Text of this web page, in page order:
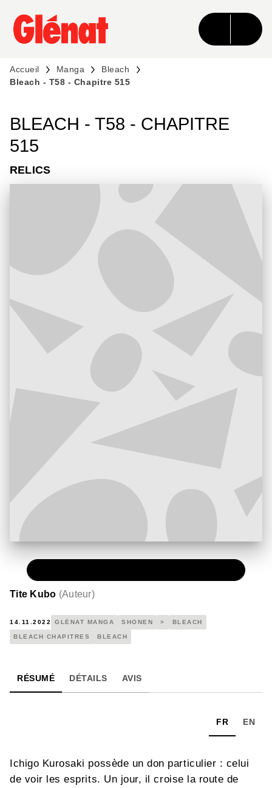
MENU RECHERCHE CONTENU
PIED DE PAGE
Accueil Manga
Bleach
Bleach - T58 - Chapitre 515
BLEACH - T58 - CHAPITRE
515
RELICS
Tite Kubo (Auteur)
14.11.2022 GLÉNAT MANGA SHONEN > BLEACH
BLEACH CHAPITRES BLEACH
RÉSUMÉ DÉTAILS AVIS
FR EN
Ichigo Kurosaki possède un don particulier : celui
de voir les esprits. Un jour, il croise la route de